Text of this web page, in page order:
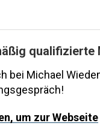
qualifizierte
bei Michael
um zur Webseite